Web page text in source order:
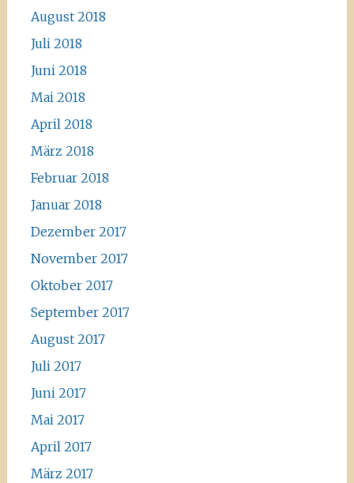
August 2018
Juli 2018
Juni 2018
Mai 2018
April 2018
März 2018
Februar 2018
Januar 2018
Dezember 2017
November 2017
Oktober 2017
September 2017
August 2017
Juli 2017
Juni 2017
Mai 2017
April 2017
März 2017